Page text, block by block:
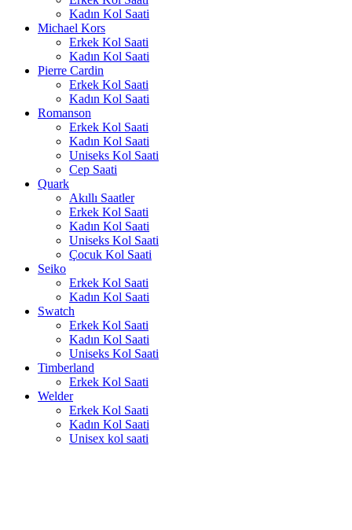
Kadın Kol Saati
Michael Kors
Erkek Kol Saati
Kadın Kol Saati
Pierre Cardin
Erkek Kol Saati
Kadın Kol Saati
Romanson
Erkek Kol Saati
Kadın Kol Saati
Uniseks Kol Saati
Cep Saati
Quark
Akıllı Saatler
Erkek Kol Saati
Kadın Kol Saati
Uniseks Kol Saati
Çocuk Kol Saati
Seiko
Erkek Kol Saati
Kadın Kol Saati
Swatch
Erkek Kol Saati
Kadın Kol Saati
Uniseks Kol Saati
Timberland
Erkek Kol Saati
Welder
Erkek Kol Saati
Kadın Kol Saati
Unisex kol saati